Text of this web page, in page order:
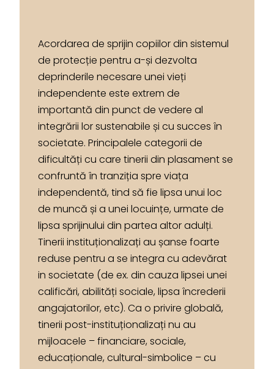
Acordarea de sprijin copiilor din sistemul
de protecție pentru a-și dezvolta
deprinderile necesare unei vieți
independente este extrem de
importantă din punct de vedere al
integrării lor sustenabile și cu succes în
societate. Principalele categorii de
dificultăți cu care tinerii din plasament se
confruntă în tranziția spre viața
independentă, tind să fie lipsa unui loc
de muncă și a unei locuințe, urmate de
lipsa sprijinului din partea altor adulți.
Tinerii instituționalizați au șanse foarte
reduse pentru a se integra cu adevărat
in societate (de ex. din cauza lipsei unei
calificări, abilități sociale, lipsa încrederii
angajatorilor, etc). Ca o privire globală,
tinerii post-instituționalizați nu au
mijloacele – financiare, sociale,
educaționale, cultural-simbolice – cu